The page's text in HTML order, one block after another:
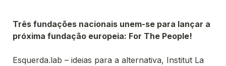
Três fundações nacionais unem-se para lançar a
próxima fundação europeia: For The People!
Esquerda.lab – ideias para a alternativa, Institut La